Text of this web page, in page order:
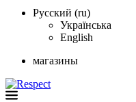
Русский (ru)
Українська
English
магазины